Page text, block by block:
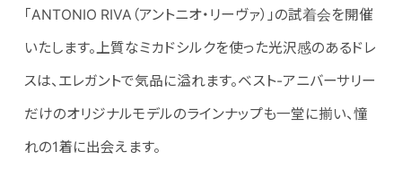
「ANTONIO RIVA（アントニオ・リーヴァ）」の試着会を開催
いたします。上質なミカドシルクを使った光沢感のあるドレ
スは、エレガントで気品に溢れます。ベスト-アニバーサリー
だけのオリジナルモデルのラインナップも一堂に揃い、憧
れの1着に出会えます。